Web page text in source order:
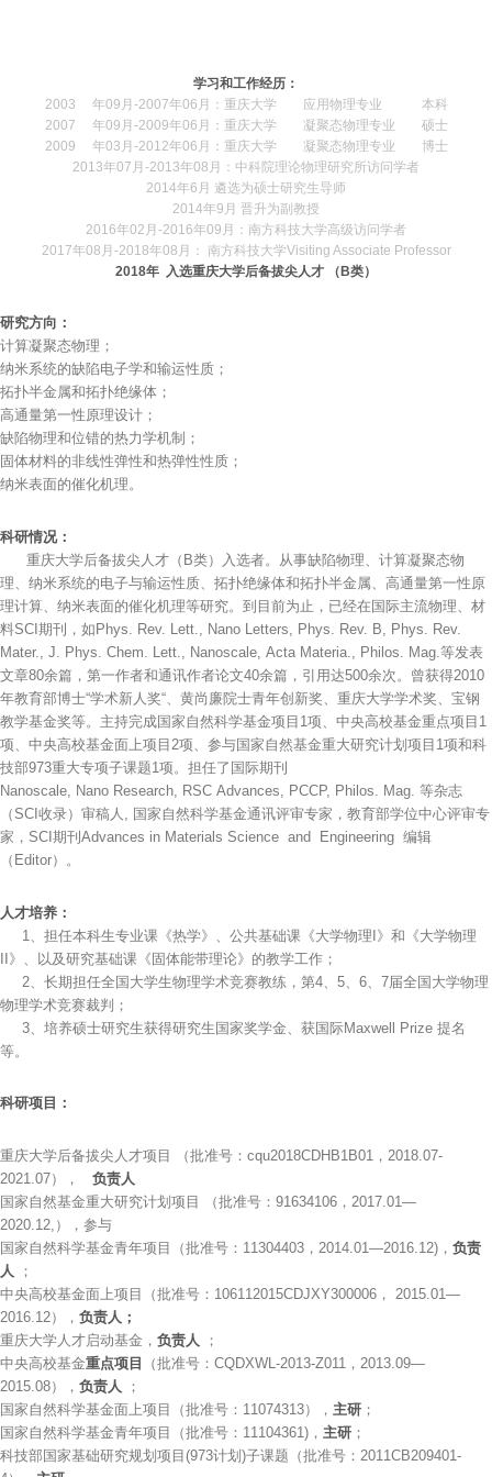
学习和工作经历：
2003 年09月-2007年06月：重庆大学 应用物理专业 本科
2007 年09月-2009年06月：重庆大学 凝聚态物理专业 硕士
2009 年03月-2012年06月：重庆大学 凝聚态物理专业 博士
2013年07月-2013年08月：中科院理论物理研究所访问学者
2014年6月 遴选为硕士研究生导师
2014年9月 晋升为副教授
2016年02月-2016年09月：南方科技大学高级访问学者
2017年08月-2018年08月： 南方科技大学Visiting Associate Professor
2018年 入选重庆大学后备拔尖人才 （B类）
研究方向：
计算凝聚态物理；
纳米系统的缺陷电子学和输运性质；
拓扑半金属和拓扑绝缘体；
高通量第一性原理设计；
缺陷物理和位错的热力学机制；
固体材料的非线性弹性和热弹性性质；
纳米表面的催化机理。
科研情况：
重庆大学后备拔尖人才（B类）入选者。从事缺陷物理、计算凝聚态物
理、纳米系统的电子与输运性质、拓扑绝缘体和拓扑半金属、高通量第一性原
理计算、纳米表面的催化机理等研究。到目前为止，已经在国际主流物理、材
料SCI期刊，如Phys. Rev. Lett., Nano Letters, Phys. Rev. B, Phys. Rev.
Mater., J. Phys. Chem. Lett., Nanoscale, Acta Materia., Philos. Mag.等发表
文章80余篇，第一作者和通讯作者论文40余篇，引用达500余次。曾获得2010
年教育部博士“学术新人奖“、黄尚廉院士青年创新奖、重庆大学学术奖、宝钢
教学基金奖等。主持完成国家自然科学基金项目1项、中央高校基金重点项目1
项、中央高校基金面上项目2项、参与国家自然基金重大研究计划项目1项和科
技部973重大专项子课题1项。担任了国际期刊
Nanoscale, Nano Research, RSC Advances, PCCP, Philos. Mag. 等杂志
（SCI收录）审稿人, 国家自然科学基金通讯评审专家，教育部学位中心评审专
家，SCI期刊Advances in Materials Science and Engineering 编辑
（Editor）。
人才培养：
1、担任本科生专业课《热学》、公共基础课《大学物理I》和《大学物理
II》、以及研究基础课《固体能带理论》的教学工作；
2、长期担任全国大学生物理学术竞赛教练，第4、5、6、7届全国大学物理
物理学术竞赛裁判；
3、培养硕士研究生获得研究生国家奖学金、获国际Maxwell Prize 提名
等。
科研项目：
重庆大学后备拔尖人才项目 （批准号：cqu2018CDHB1B01，2018.07-
2021.07）， 负责人
国家自然基金重大研究计划项目 （批准号：91634106，2017.01—
2020.12,），参与
国家自然科学基金青年项目（批准号：11304403，2014.01—2016.12)， 负责
人
；
中央高校基金面上项目（批准号：106112015CDJXY300006， 2015.01—
2016.12）， 负责人；
重庆大学人才启动基金， 负责人
；
中央高校基金重点项目
（批准号：CQDXWL-2013-Z011，2013.09—
2015.08）， 负责人
；
国家自然科学基金面上项目（批准号：11074313）， 主研 ；
国家自然科学基金青年项目（批准号：11104361)， 主研 ；
科技部国家基础研究规划项目(973计划)子课题（批准号：2011CB209401-